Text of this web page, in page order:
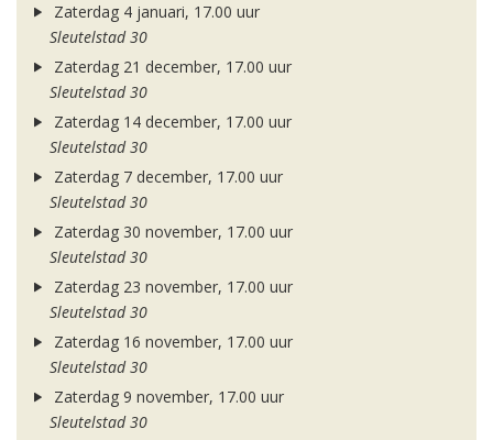
Zaterdag 4 januari, 17.00 uur
Sleutelstad 30
Zaterdag 21 december, 17.00 uur
Sleutelstad 30
Zaterdag 14 december, 17.00 uur
Sleutelstad 30
Zaterdag 7 december, 17.00 uur
Sleutelstad 30
Zaterdag 30 november, 17.00 uur
Sleutelstad 30
Zaterdag 23 november, 17.00 uur
Sleutelstad 30
Zaterdag 16 november, 17.00 uur
Sleutelstad 30
Zaterdag 9 november, 17.00 uur
Sleutelstad 30